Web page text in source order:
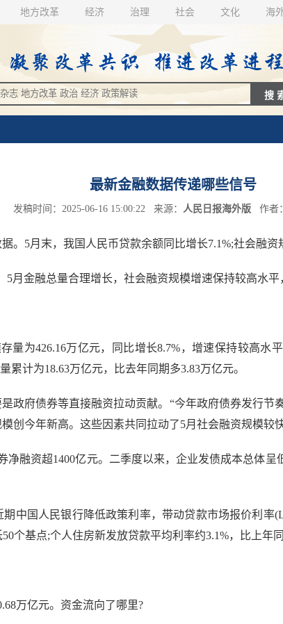
地方改革 经济 治理 社会 文化 海
最新金融数据传递哪些信号
发稿时间：2025-06-16 15:00:22 来源： 人民日报海外版 作者：
5月末，我国人民币贷款余额同比增长7.1%;社会融资
金融总量合理增长，社会融资规模增速保持较高水平
为426.16万亿元，同比增长8.7%，增速保持较高水
累计为18.63万亿元，比去年同期多3.83万亿元。
府债券等直接融资拉动贡献。“今年政府债券发行节
创今年新高。这些因素共同拉动了5月社会融资规模较
融资超1400亿元。二季度以来，企业发债成本总体呈
国人民银行降低政策利率，带动贷款市场报价利率
个基点;个人住房新发放贷款平均利率约3.1%，比上年
万亿元。资金流向了哪里?